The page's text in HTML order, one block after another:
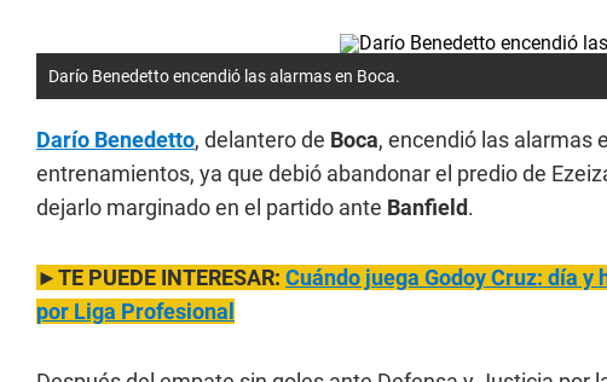
Darío Benedetto encendió las alarmas en Boca.
Darío Benedetto, delantero de Boca, encendió las alarmas
entrenamientos, ya que debió abandonar el predio de
dejarlo marginado en el partido ante Banfield.
►TE PUEDE INTERESAR: Cuándo juega Godoy Cruz: día
por Liga Profesional